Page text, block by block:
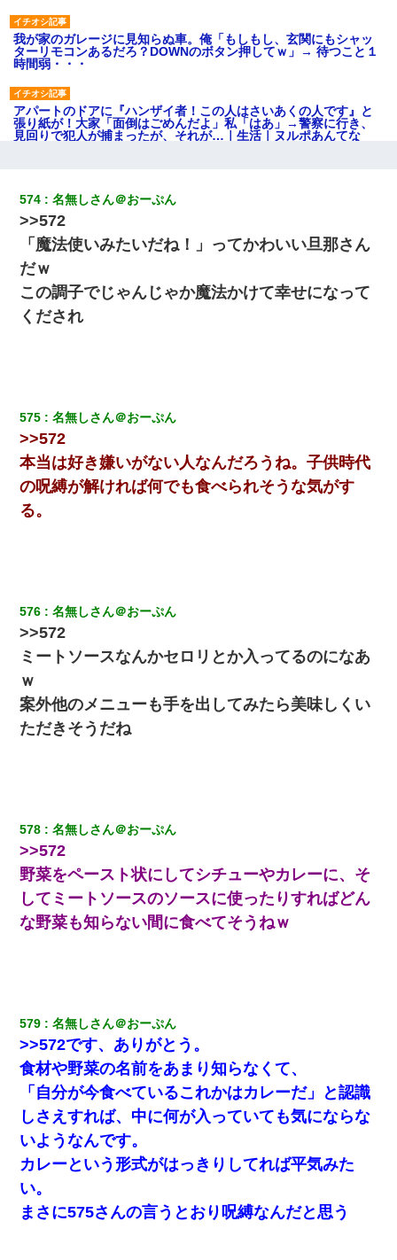
我が家のガレージに見知らぬ車。俺「もしもし、玄関にもシャッ
ターリモコンあるだろ？DOWNのボタン押してｗ」→ 待つこと１
時間弱・・・
アパートのドアに『ハンザイ者！この人はさいあくの人です』と
張り紙が！大家「面倒はごめんだよ」私「はあ」→警察に行き、
見回りで犯人が捕まったが、それが…｜生活｜ヌルポあんてな
の親会社の経営者の息子さんだったので、父も喜んで私の写真を
送ったんだが→
【驚愕】5000円でＪＫと行為してきたが後悔しかない…
新築の家で。クラクラするくらいの「白粉の匂い」が鼻につくも
嫁＆娘「そんな匂いしない…」ある日、友人奥「素敵なアンティ
ークですね！」俺（！？）
17年飼っていた犬が亡くなった。鼻水垂らし嗚咽する私に、猫が
近づいて頭突きをしてきて…
ミスした新人(
)に冗談で「行為させてくれたら許してあげる」
って言ったら・・・
の幼稚園に来る
元旦那から復縁要請。息子「最新型のiPhoneも買えない貧乏は嫌
だ、再婚して」私「なら父親と暮らせ」息子「やった＾＾」私
（もう手遅れだったんだな…）
旦那の元カノをSNSで探して写真を保存して顔面評価スレで写真
を晒してた。ほとんどがブスという評価の中で二人ほど意外に好
【画像】女の子「お母さん！！私ようやくファッションモデルに
選ばれたの！絶対見に来てね！」→悲しい結果がこれ・・・
友人とふたりで山口に旅行した時の事。レンタカーを借りて山の
中の道を走っていたら、突然ガガッ！って音がして…
旦那が長男のDNA鑑定をしたら血縁関係0%だった。旦那「やっぱ
りウワキしてたんだな…」長男「俺は誰の子供なの？」長女・次
男「ウワキ女！」
体中に赤い蕁麻疹みたいなのができて、皮膚科にいったら「ジベ
ル薔薇色ひこう疹」という症状だと言われた
テレワーク上司「会議中はカメラ付けろ！」女社員「え、事前連
絡無しは無理」上司「いいから付けろ！」→
男だけどリベンジポノレノの被害者になって未だに人生が立ち直
574 名無しさん＠おーぷん
>>572
「魔法使いみたいだね！」ってかわいい旦那さん
だｗ
この調子でじゃんじゃか魔法かけて幸せになって
くだされ
575 名無しさん＠おーぷん
>>572
本当は好き嫌いがない人なんだろうね。子供時代
の呪縛が解ければ何でも食べられそうな気がす
る。
576 名無しさん＠おーぷん
>>572
ミートソースなんかセロリとか入ってるのになあ
ｗ
案外他のメニューも手を出してみたら美味しくい
ただきそうだね
578 名無しさん＠おーぷん
>>572
野菜をペースト状にしてシチューやカレーに、そ
してミートソースのソースに使ったりすればどん
な野菜も知らない間に食べてそうねｗ
579 名無しさん＠おーぷん
>>572です、ありがとう。
食材や野菜の名前をあまり知らなくて、
「自分が今食べているこれかはカレーだ」と認識
しさえすれば、中に何が入っていても気にならな
いようなんです。
カレーという形式がはっきりしてれば平気みた
い。
まさに575さんの言うとおり呪縛なんだと思う